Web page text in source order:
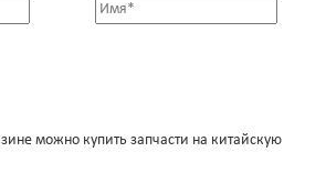
можно купить запчасти на китайскую